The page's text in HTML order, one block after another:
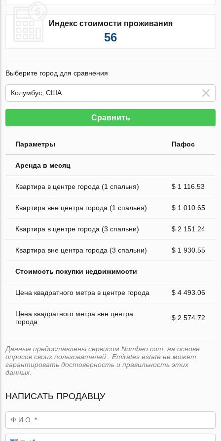
Индекс стоимости проживания
56
Выберите город для сравнения
Сравнить
Параметры Пафос
Аренда в месяц
Квартира в центре города (1 спальня) $ 1 116.53
Квартира вне центра города (1 спальня) $ 1 010.65
Квартира в центре города (3 спальни) $ 2 151.24
Квартира вне центра города (3 спальни) $ 1 930.55
Стоимость покупки недвижимости
Цена квадратного метра в центре города $ 4 493.06
Цена квадратного метра вне центра
города
$ 2 574.72
Данные предоставлены сервисом Numbeo.com, на основе
опросов своих пользователей . Emirates.estate не может
гарантировать достоверность и правильность этих
данных.
НАПИСАТЬ ПРОДАВЦУ